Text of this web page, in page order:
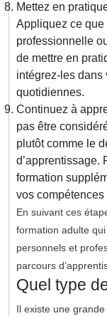
Mettez en
Appliquez ce
professionnelle
de mettre en
intégrez-les dans
quotidiennes.
Continuez à
pas être
plutôt comme le
d’apprentissage.
formation
vos
En suivant ces
formation adulte
personnels et
parcours
Quel type
Il existe une